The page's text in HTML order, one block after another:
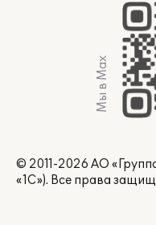
Мы в Max
© 2011-2026 АО
«1С»). Все права